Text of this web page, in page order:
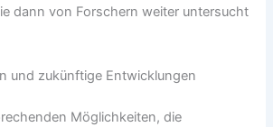
dann von Forschern weiter untersucht
und zukünftige Entwicklungen
Möglichkeiten, die